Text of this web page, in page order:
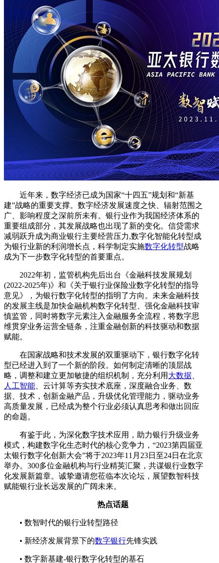
近年来，数字经济已成为国家“十四五”规划和“新基
建”战略的重要支撑。数字经济发展速度之快、辐射范围之
广、影响程度之深前所未有。银行业作为我国经济体系的
重要组成部分，其发展战略也出现了新的变化。信贷需求
减弱跃升成为商业银行主要经营压力,数字化智能化转型成
为银行业新的利润增长点，科学制定实施数字化转型战略
成为下一步数字化转型的首要重点。
2022年初，监管机构先后出台《金融科技发展规划
(2022-2025年)》和《关于银行业保险业数字化转型的指导
意见》，为银行数字化转型的指明了方向。未来金融科技
的发展主线是加快金融机构数字化转型、强化金融科技审
慎监管，同时将数字元素注入金融服务全流程，将数字思
维贯穿业务运营全链条，注重金融创新的科技驱动和数据
赋能。
在国家战略和技术发展的双重驱动下，银行数字化转
型已经进入到了一个新的阶段。如何制定清晰的顶层战
略，调整和建立更加敏捷的组织机制，充分利用 大数据
人工智能 、云计算等夯实技术底座，深度融合业务、数
据、技术，创新金融产品，升级优化管理能力，驱动业务
高质量发展，已经成为整个行业必须认真思考和做出回应
的命题。
有鉴于此，为深化数字技术应用，助力银行升级业务
模式，构建数字化生态时代的核心竞争力，“2023第四届亚
太银行数字化创新大会”将于2023年11月23日至24日在北京
举办。300多位金融机构与行业精英汇聚，共谋银行业数字
化发展新篇章。诚挚邀请您莅临本次论坛，展望数智科技
赋能银行业长远发展的广阔未来。
热点话题
• 数智时代的银行业转型路径
• 新经济发展背景下的数字银行先锋实践
• 数字新基建-银行数字化转型的基石